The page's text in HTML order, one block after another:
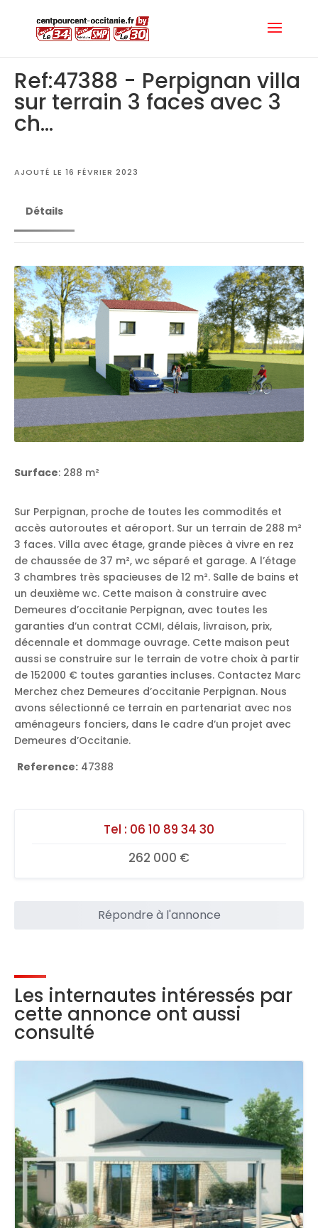
Ref:47388 - Perpignan villa
sur terrain 3 faces avec 3
ch...
AJOUTÉ LE 16 FÉVRIER 2023
Détails
Surface: 288 m²
Sur Perpignan, proche de toutes les commodités et
accès autoroutes et aéroport. Sur un terrain de 288 m²
3 faces. Villa avec étage, grande pièces à vivre en rez
de chaussée de 37 m², wc séparé et garage. A l’étage
3 chambres très spacieuses de 12 m². Salle de bains et
un deuxième wc. Cette maison à construire avec
Demeures d’occitanie Perpignan, avec toutes les
garanties d’un contrat CCMI, délais, livraison, prix,
décennale et dommage ouvrage. Cette maison peut
aussi se construire sur le terrain de votre choix à partir
de 152000 € toutes garanties incluses. Contactez Marc
Merchez chez Demeures d’occitanie Perpignan. Nous
avons sélectionné ce terrain en partenariat avec nos
aménageurs fonciers, dans le cadre d’un projet avec
Demeures d’Occitanie.
Reference: 47388
Tel : 06 10 89 34 30
262 000 €
Répondre à l'annonce
Les internautes intéressés par
cette annonce ont aussi
consulté